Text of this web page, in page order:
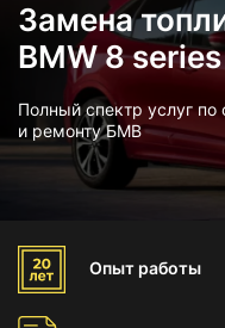
Замена
BMW 8
Полный спектр услуг
и ремонту БМВ
Опыт работы